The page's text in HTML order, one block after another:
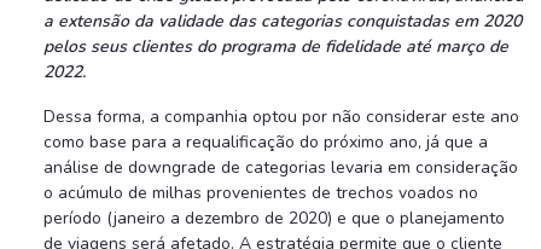
a extensão da validade das categorias conquistadas em 2020
pelos seus clientes do programa de fidelidade até março de
2022.
Dessa forma, a companhia optou por não considerar este ano
como base para a requalificação do próximo ano, já que a
análise de downgrade de categorias levaria em consideração
o acúmulo de milhas provenientes de trechos voados no
período (janeiro a dezembro de 2020) e que o planejamento
de viagens será afetado. A estratégia permite que o cliente